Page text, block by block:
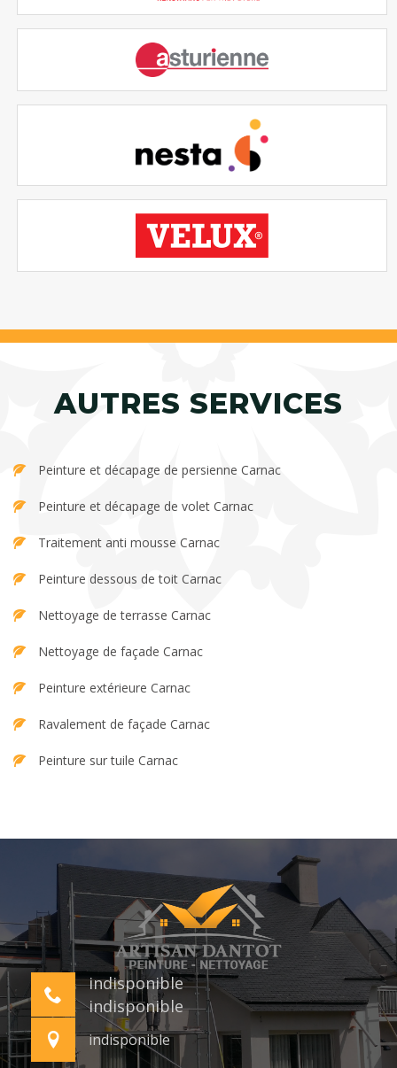
AUTRES SERVICES
Peinture et décapage de persienne Carnac
Peinture et décapage de volet Carnac
Traitement anti mousse Carnac
Peinture dessous de toit Carnac
Nettoyage de terrasse Carnac
Nettoyage de façade Carnac
Peinture extérieure Carnac
Ravalement de façade Carnac
Peinture sur tuile Carnac
indisponible
indisponible
indisponible